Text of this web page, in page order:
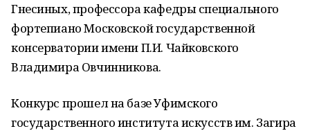
Гнесиных, профессора кафедры специального
фортепиано Московской государственной
консерватории имени П.И. Чайковского
Владимира Овчинникова.
Конкурс прошел на базе Уфимского
государственного института искусств им. Загира